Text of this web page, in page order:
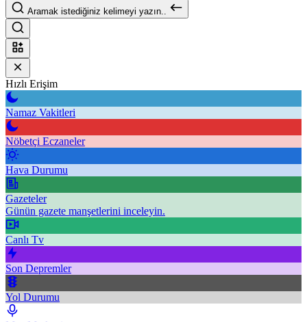
Aramak istediğiniz kelimeyi yazın..
Hızlı Erişim
Namaz Vakitleri
Nöbetçi Eczaneler
Hava Durumu
Gazeteler
Günün gazete manşetlerini inceleyin.
Canlı Tv
Son Depremler
Yol Durumu